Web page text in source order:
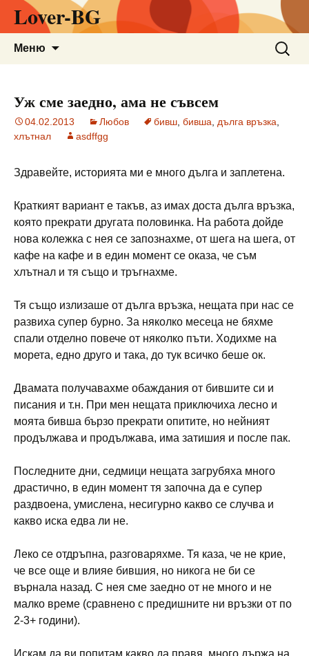
Lover-BG
Меню
за:
Уж сме заедно, ама не съвсем
04.02.2013 Любов бивш бивша дълга връзка
хлътнал
asdffgg
Здравейте, историята ми е много дълга и заплетена.
Краткият вариант е такъв, аз имах доста дълга връзка,
която прекрати другата половинка. На работа дойде
нова колежка с нея се запознахме, от шега на шега, от
кафе на кафе и в един момент се оказа, че съм
хлътнал и тя също и тръгнахме.
Тя също излизаше от дълга връзка, нещата при нас се
развиха супер бурно. За няколко месеца не бяхме
спали отделно повече от няколко пъти. Ходихме на
морета, едно друго и така, до тук всичко беше ок.
Двамата получавахме обаждания от бившите си и
писания и т.н. При мен нещата приключиха лесно и
моята бивша бързо прекрати опитите, но нейният
продължава и продължава, има затишия и после пак.
Последните дни, седмици нещата загрубяха много
драстично, в един момент тя започна да е супер
раздвоена, умислена, несигурно какво се случва и
какво иска едва ли не.
Леко се отдръпна, разговаряхме. Тя каза, че не крие,
че все още и влияе бившия, но никога не би се
върнала назад. С нея сме заедно от не много и не
малко време (сравнено с предишните ни връзки от по
2-3+ години).
Искам да ви попитам какво да правя, много държа на